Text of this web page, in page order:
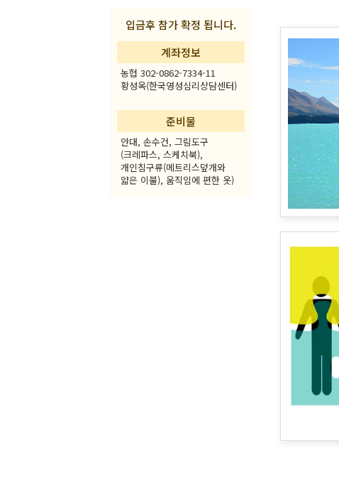
입금후 참가 확정 됩니다.
계좌정보
농협 302-0862-7334-11
황성옥(한국영성심리상담센터)
준비물
안대, 손수건, 그림도구
(크레파스, 스케치북),
개인침구류(메트리스덮개와
얇은 이불), 움직임에 편한 옷)